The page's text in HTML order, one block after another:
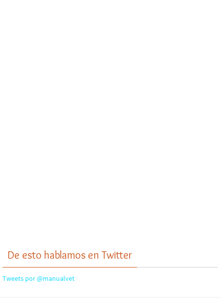
De esto hablamos en Twitter
Tweets por @manualvet